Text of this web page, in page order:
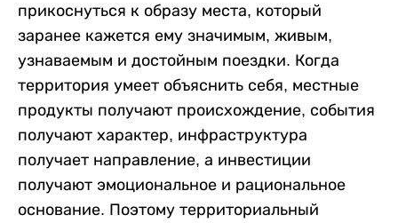
прикоснуться к образу места, который
заранее кажется ему значимым, живым,
узнаваемым и достойным поездки. Когда
территория умеет объяснить себя, местные
продукты получают происхождение, события
получают характер, инфраструктура
получает направление, а инвестиции
получают эмоциональное и рациональное
основание. Поэтому территориальный